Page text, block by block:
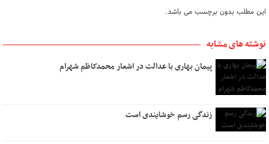
این مطلب بدون برچسب می باشد.
نوشته های مشابه
پیمان بهاری با عدالت در اشعار محمدکاظم شهرام
زندگی رسم خوشایندی است